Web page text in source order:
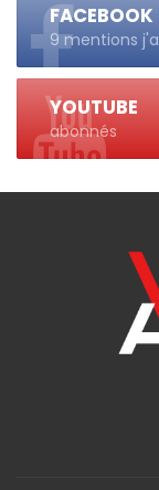
FACEBOOK
9 mentions
YOUTUBE
abonnés